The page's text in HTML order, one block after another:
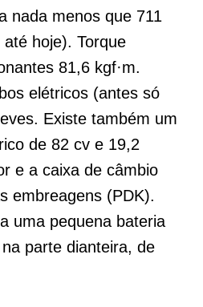
nada menos que 711
hoje). Torque
81,6 kgf·m.
elétricos (antes só
Existe também um
de 82 cv e 19,2
e a caixa de câmbio
embreagens (PDK).
uma pequena bateria
parte dianteira, de